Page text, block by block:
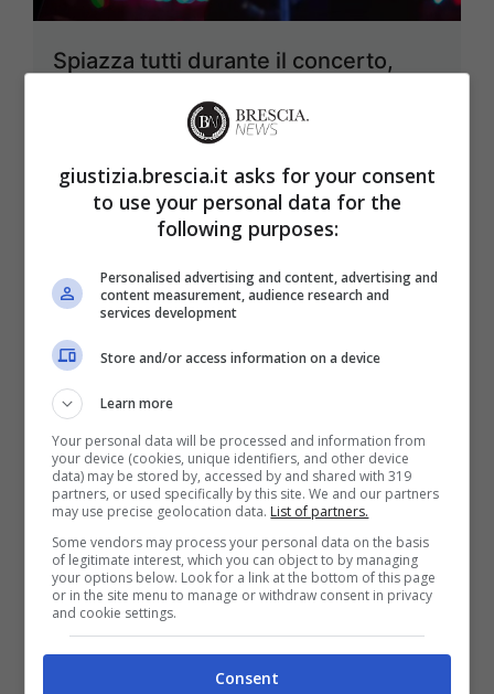
Spiazza tutti durante il concerto,
scoppia in lacrime: pubblico
21 Settembre 2025
U&D, arriva l’ultima news, a salire sul
trono dopo Rosario sarà lui: è un ex
tronista
giustizia.brescia.it asks for your consent
to use your personal data for the
following purposes:
Personalised advertising and content, advertising and
content measurement, audience research and
services development
Store and/or access information on a device
Learn more
Your personal data will be processed and information from
your device (cookies, unique identifiers, and other device
data) may be stored by, accessed by and shared with 319
partners, or used specifically by this site. We and our partners
may use precise geolocation data. List of partners.
Some vendors may process your personal data on the basis
of legitimate interest, which you can object to by managing
your options below. Look for a link at the bottom of this page
or in the site menu to manage or withdraw consent in privacy
and cookie settings.
Consent